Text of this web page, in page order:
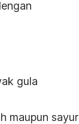
gula
maupun sayur